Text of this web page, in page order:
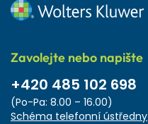
Zavolejte nebo napište
+420 485 102 698
(Po-Pa: 8.00 – 16.00)
Schéma telefonní ústředny